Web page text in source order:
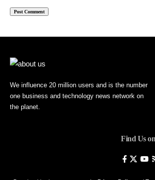
We influence 20 million users and is the number
one business and technology news network on
the planet.
Find Us